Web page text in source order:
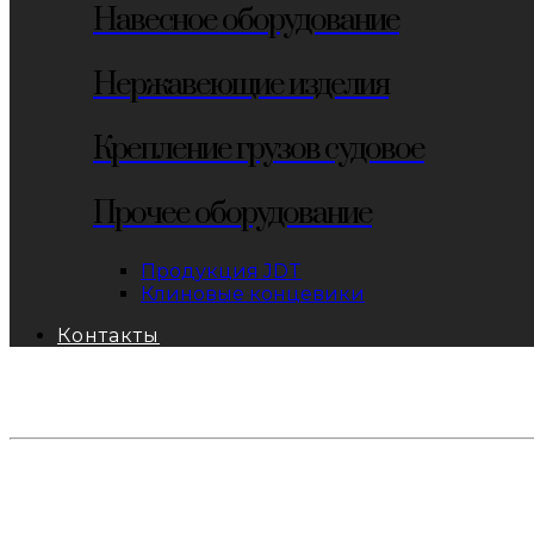
Навесное оборудование
Нержавеющие изделия
Крепление грузов судовое
Прочее оборудование
Продукция JDT
Клиновые концевики
Контакты